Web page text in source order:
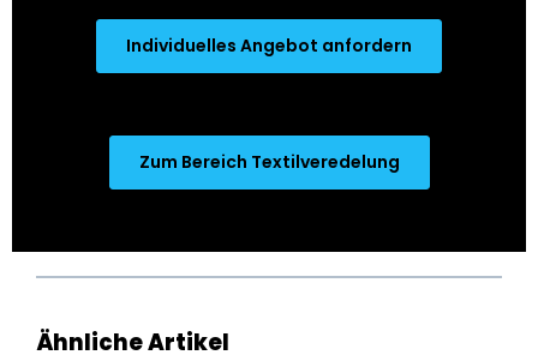
Individuelles Angebot anfordern
Zum Bereich Textilveredelung
Produktgalerie überspringen
Ähnliche Artikel